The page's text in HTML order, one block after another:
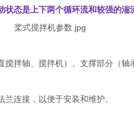
态是上下两个循环流和较强的湍
拌轴、搅拌机）、支撑部分（
连接，以便于安装和维护。